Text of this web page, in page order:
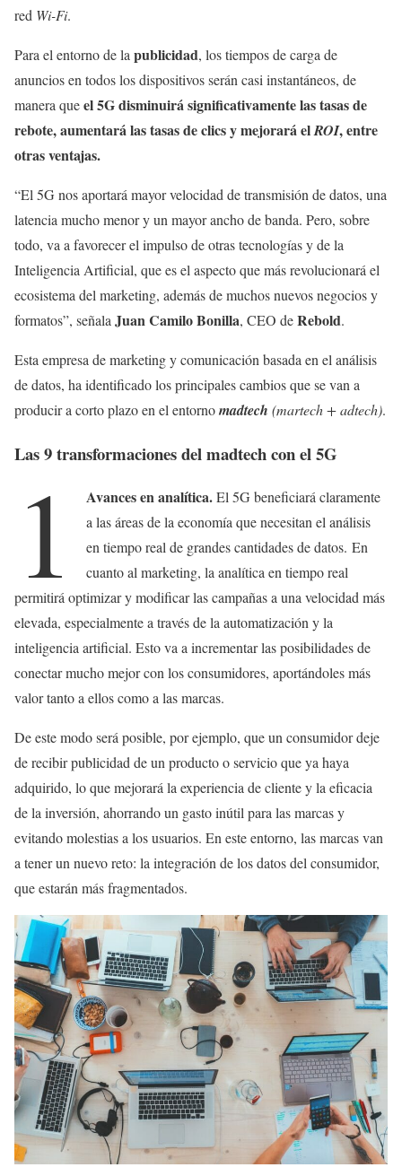
red Wi-Fi.
Para el entorno de la publicidad, los tiempos de carga de
anuncios en todos los dispositivos serán casi instantáneos, de
manera queel 5G disminuirá significativamente las tasas de
rebote, aumentará las tasas de clics y mejorará elROI, entre
otras ventajas.
“El 5G nos aportará mayor velocidad de transmisión de datos, una
latencia mucho menor y un mayor ancho de banda. Pero, sobre
todo, va a favorecer el impulso de otras tecnologías y de la
Inteligencia Artificial, que es el aspecto que más revolucionará el
ecosistema del marketing, además de muchos nuevos negocios y
formatos”, señala Juan Camilo Bonilla, CEO deRebold.
Esta empresa de marketing y comunicación basada en el análisis
de datos, ha identificado los principales cambios que se van a
producir a corto plazo en el entornomadtech (martech + adtech).
Las 9 transformaciones del madtech con el 5G
1 Avances en analítica.El 5G beneficiará claramente
a las áreas de la economía que necesitan el análisis
en tiempo real de grandes cantidades de datos. En
cuanto al marketing, la analítica en tiempo real
permitirá optimizar y modificar las campañas a una velocidad más
elevada, especialmente a través de la automatización y la
inteligencia artificial. Esto va a incrementar las posibilidades de
conectar mucho mejor con los consumidores, aportándoles más
valor tanto a ellos como a las marcas.
De este modo será posible, por ejemplo, que un consumidor deje
de recibir publicidad de un producto o servicio que ya haya
adquirido, lo que mejorará la experiencia de cliente y la eficacia
de la inversión, ahorrando un gasto inútil para las marcas y
evitando molestias a los usuarios. En este entorno, las marcas van
a tener un nuevo reto: la integración de los datos del consumidor,
que estarán más fragmentados.